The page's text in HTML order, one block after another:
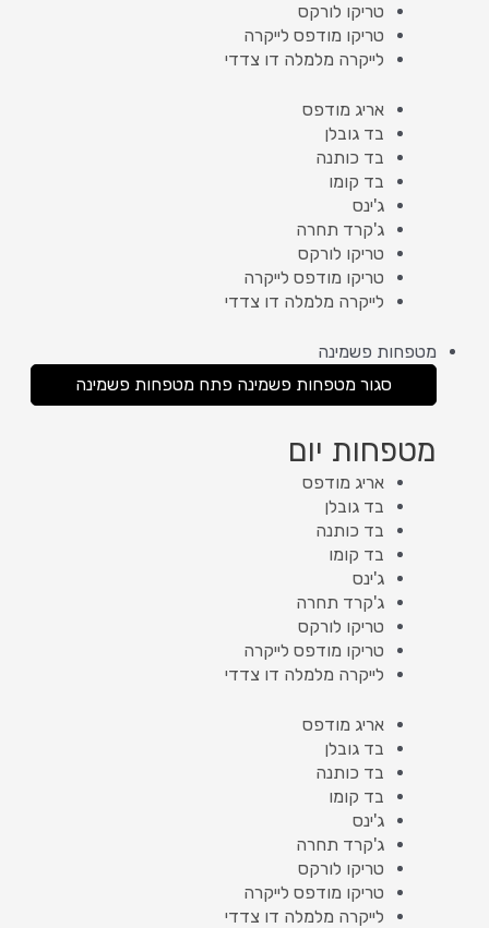
טריקו לורקס
טריקו מודפס לייקרה
לייקרה מלמלה דו צדדי
אריג מודפס
בד גובלן
בד כותנה
בד קומו
ג'ינס
ג'קרד תחרה
טריקו לורקס
טריקו מודפס לייקרה
לייקרה מלמלה דו צדדי
מטפחות פשמינה
סגור מטפחות פשמינה פתח מטפחות פשמינה
מטפחות יום
אריג מודפס
בד גובלן
בד כותנה
בד קומו
ג'ינס
ג'קרד תחרה
טריקו לורקס
טריקו מודפס לייקרה
לייקרה מלמלה דו צדדי
אריג מודפס
בד גובלן
בד כותנה
בד קומו
ג'ינס
ג'קרד תחרה
טריקו לורקס
טריקו מודפס לייקרה
לייקרה מלמלה דו צדדי